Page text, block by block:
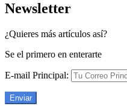
Newsletter
¿Quieres más artículos así?
Se el primero en enterarte
E-mail Principal: